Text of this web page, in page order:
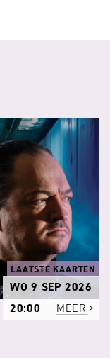
LAATSTE KAARTEN
WO 9 SEP 2026
20:00
MEER